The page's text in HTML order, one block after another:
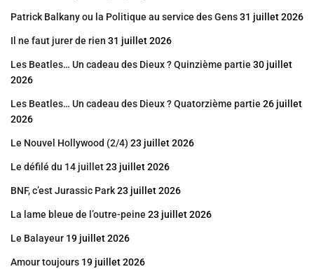
Patrick Balkany ou la Politique au service des Gens31 juillet 2026
Il ne faut jurer de rien 31 juillet 2026
Les Beatles… Un cadeau des Dieux ? Quinzième partie 30 juillet
2026
Les Beatles… Un cadeau des Dieux ? Quatorzième partie 26 juillet
2026
Le Nouvel Hollywood (2/4) 23 juillet 2026
Le défilé du 14 juillet23 juillet 2026
BNF, c’est Jurassic Park23 juillet 2026
La lame bleue de l’outre-peine 23 juillet 2026
Le Balayeur 19 juillet 2026
Amour toujours 19 juillet 2026